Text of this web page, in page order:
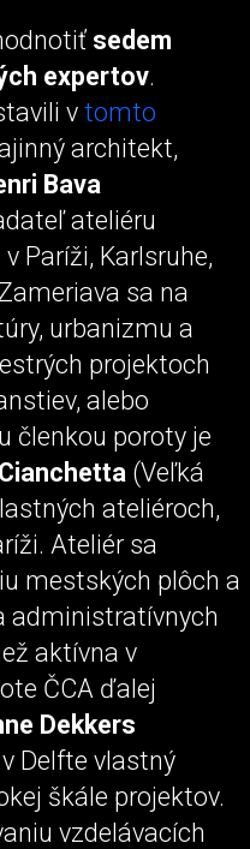
sedem
expertov.
v tomto
architekt,
Bava
ateliéru
Paríži, Karlsruhe,
sa na
urbanizmu a
projektoch
alebo
členkou poroty je
(Veľká
ateliéroch,
Ateliér sa
mestských plôch a
administratívnych
aktívna v
ČCA ďalej
Dekkers
Delfte vlastný
škále projektov.
vzdelávacích